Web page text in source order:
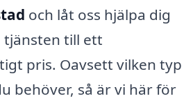
och låt oss hjälpa dig
tjänsten till ett
pris. Oavsett vilken typ
behöver, så är vi här för